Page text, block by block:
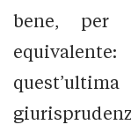
bene, per